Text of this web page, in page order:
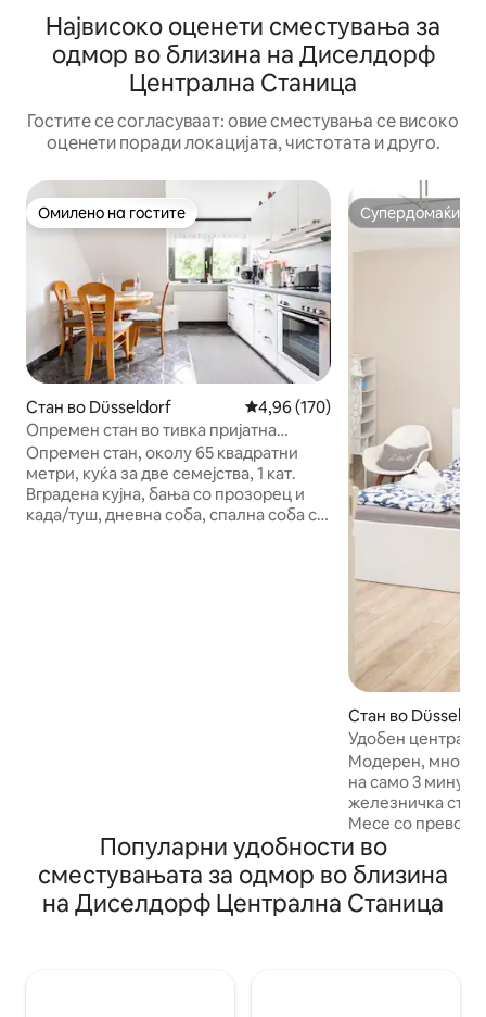
Највисоко оценети сместувања за
одмор во близина на Диселдорф
Централна Станица
Гостите се согласуваат: овие сместувања се високо
оценети поради локацијата, чистотата и друго.
Омилено на гостите
Омилено на гостите
Стан во Düsseldorf Просечна оцена: 4,96 од 5,
4,96 (170)
Опремен стан во тивка пријатна
станбена област!
Опремен стан, околу 65 квадратни
метри, куќа за две семејства, 1 кат.
Вградена кујна, бања со прозорец и
када/туш, дневна соба, спална соба со
Супердомаќин
Супердомаќин
Стан во
Удобен
Модерен, многу
на само 3 минути
железничка
Месе со
во центарот на
ресторани и
Стариот град и
се на 15 минути
Популарни удобности во
сместувањата за одмор во близина
на Диселдорф Централна Станица